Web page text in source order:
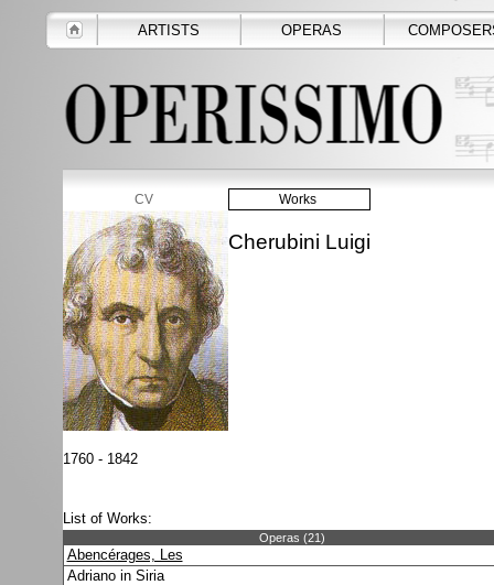
ARTISTS OPERAS
CV Works
Cherubini Luigi
1760 - 1842
List of Works:
Operas (21)
Abencérages, Les
Adriano in Siria